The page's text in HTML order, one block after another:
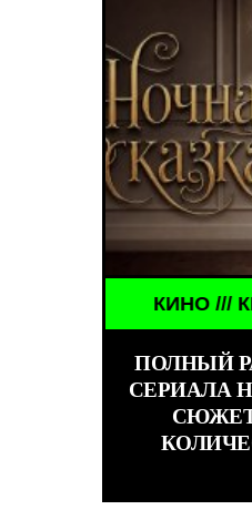
КИНО /// КИНО
ПОЛНЫЙ
СЕРИАЛА
/// WORLD